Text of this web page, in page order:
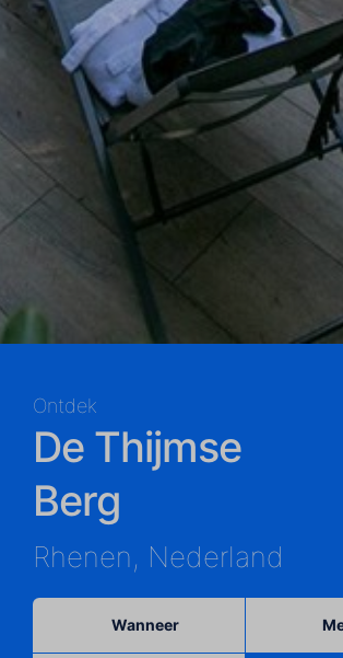
Ontdek
De Thijmse
Berg
Rhenen, Nederland
Wanneer